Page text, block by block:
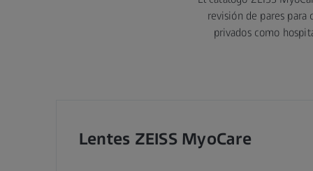
revisión de pares
privados como
Lentes ZEISS MyoCare